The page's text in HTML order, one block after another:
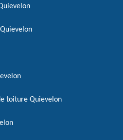
toiture Quievelon